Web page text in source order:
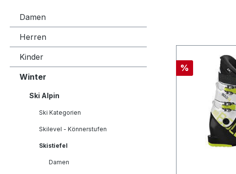
Damen
Herren
Kinder
Winter
Ski Alpin
Ski Kategorien
Skilevel - Könnerstufen
Skistiefel
Damen
Rabatt
%